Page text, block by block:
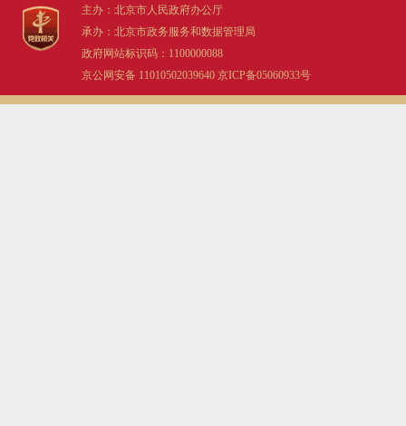
主办：北京市人民政府办公厅
承办：北京市政务服务和数据管理局
政府网站标识码：1100000088
京公网安备 11010502039640 京ICP备05060933号